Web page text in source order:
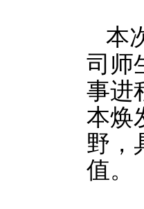
本
司师
事进
本焕
野，
值。